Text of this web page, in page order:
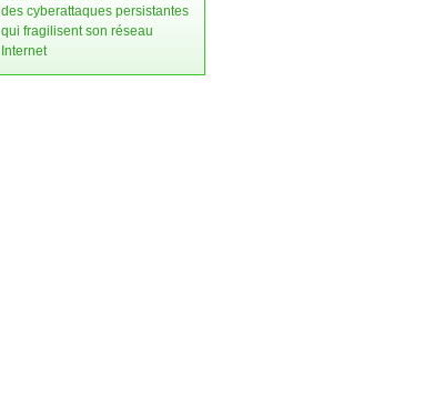
des cyberattaques persistantes
qui fragilisent son réseau
Internet